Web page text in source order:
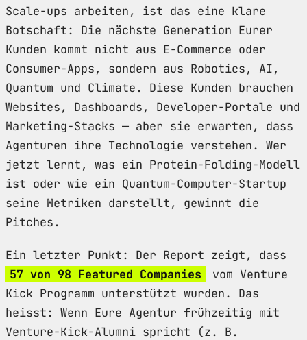
Scale-ups arbeiten, ist das eine klare
Botschaft: Die nächste Generation Eurer
Kunden kommt nicht aus E-Commerce oder
Consumer-Apps, sondern aus Robotics, AI,
Quantum und Climate. Diese Kunden brauchen
Websites, Dashboards, Developer-Portale und
Marketing-Stacks — aber sie erwarten, dass
Agenturen ihre Technologie verstehen. Wer
jetzt lernt, was ein Protein-Folding-Modell
ist oder wie ein Quantum-Computer-Startup
seine Metriken darstellt, gewinnt die
Pitches.
Ein letzter Punkt: Der Report zeigt, dass
57 von 98 Featured Companies
vom Venture
Kick Programm unterstützt wurden. Das
heisst: Wenn Eure Agentur frühzeitig mit
Venture-Kick-Alumni spricht (z. B.